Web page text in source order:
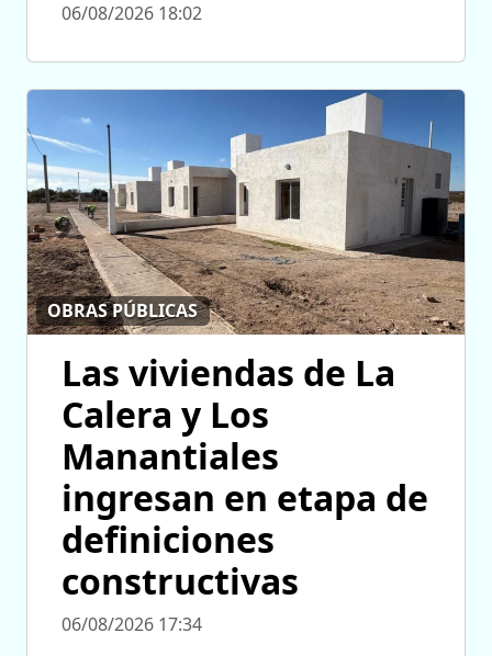
06/08/2026 18:02
OBRAS PÚBLICAS
Las viviendas de La
Calera y Los
Manantiales
ingresan en etapa de
definiciones
constructivas
06/08/2026 17:34